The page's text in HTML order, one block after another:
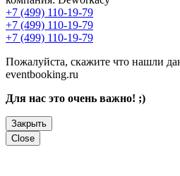
+7 (499) 110-19-79
+7 (499) 110-19-79
+7 (499) 110-19-79
Пожалуйста, скажите что нашли
eventbooking.ru
Для нас это очень важно! ;)
Закрыть
Close